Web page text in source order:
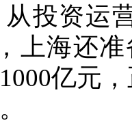
投资运
上海还
亿元